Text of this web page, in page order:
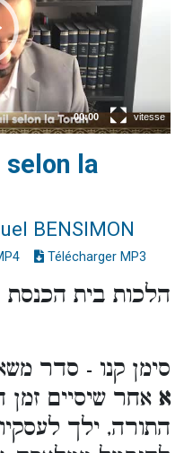
la
BENSIMON
Télécharger MP3
הלכות בית הכנסת
סימן קנו - סדר
א אחר שיסיים זמן
התורה, ילך